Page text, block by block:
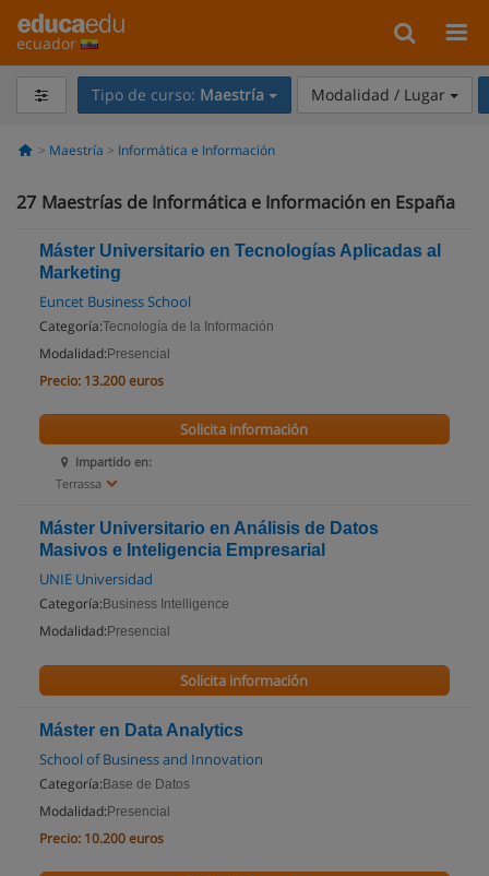
ecuador
Tipo de curso: Maestría Modalidad / Lugar
Maestría Informática e Información
27 Maestrías de Informática e Información en España
Máster Universitario en Tecnologías Aplicadas al
Marketing
Euncet Business School
Categoría:Tecnología de la Información
Modalidad: Presencial
Precio: 13.200 euros
Impartido en:
Terrassa
Solicita información
Máster Universitario en Análisis de Datos
Masivos e Inteligencia Empresarial
UNIE Universidad
Categoría: Business Intelligence
Modalidad: Presencial
Solicita información
Máster en Data Analytics
School of Business and Innovation
Categoría: Base de Datos
Modalidad: Presencial
Precio: 10.200 euros